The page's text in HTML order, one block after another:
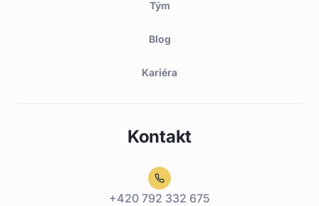
Tým
Blog
Kariéra
Kontakt
+420 792 332 675